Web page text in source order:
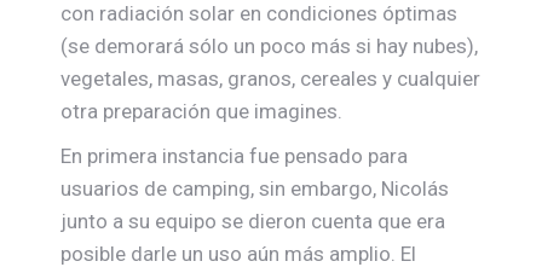
con radiación solar en condiciones óptimas
(se demorará sólo un poco más si hay nubes),
vegetales, masas, granos, cereales y cualquier
otra preparación que imagines.
En primera instancia fue pensado para
usuarios de camping, sin embargo, Nicolás
junto a su equipo se dieron cuenta que era
posible darle un uso aún más amplio. El